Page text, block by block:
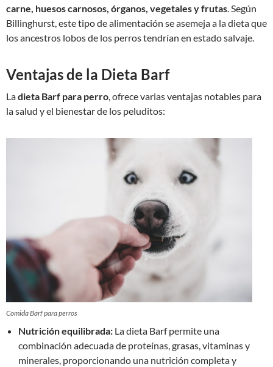
carne, huesos carnosos, órganos, vegetales y frutas. Según
Billinghurst, este tipo de alimentación se asemeja a la dieta que
los ancestros lobos de los perros tendrían en estado salvaje.
Ventajas de la Dieta Barf
Ladieta Barf para perro, ofrece varias ventajas notables para
la salud y el bienestar de los peluditos:
Comida Barf para perros
Nutrición equilibrada: La dieta Barf permite una
combinación adecuada de proteínas, grasas, vitaminas y
minerales, proporcionando una nutrición completa y